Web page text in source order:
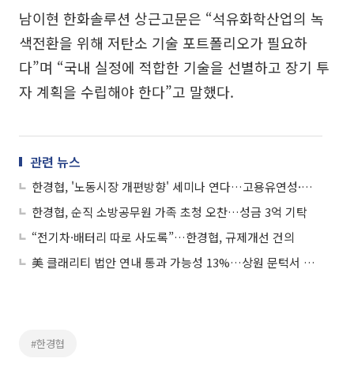
남이현 한화솔루션 상근고문은 “석유화학산업의 녹
색전환을 위해 저탄소 기술 포트폴리오가 필요하
다”며 “국내 실정에 적합한 기술을 선별하고 장기 투
자 계획을 수립해야 한다”고 말했다.
관련 뉴스
한경협, '노동시장 개편방향' 세미나 연다…고용유연성·안전망 강화 논의
한경협, 순직 소방공무원 가족 초청 오찬…성금 3억 기탁
“전기차·배터리 따로 사도록”…한경협, 규제개선 건의
美 클래리티 법안 연내 통과 가능성 13%…상원 문턱서 제동
#한경협